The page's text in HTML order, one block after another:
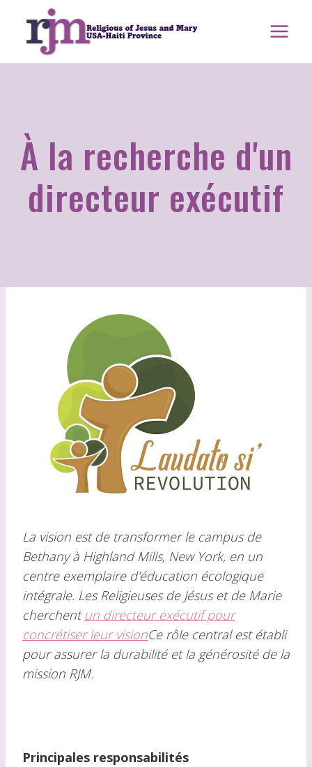
contenu
À la recherche d'un
directeur exécutif
La vision est de transformer le campus de
Bethany à Highland Mills, New York, en un
centre exemplaire d'éducation écologique
intégrale. Les Religieuses de Jésus et de Marie
cherchent un directeur exécutif pour
concrétiser leur visionCe rôle central est établi
pour assurer la durabilité et la générosité de la
mission RJM.
Principales responsabilités